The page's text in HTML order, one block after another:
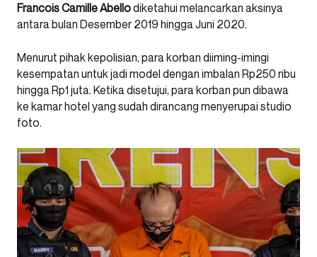
Francois Camille Abellodiketahui melancarkan aksinya
antara bulan Desember 2019 hingga Juni 2020.
Menurut pihak kepolisian, para korban diiming-imingi
kesempatan untuk jadi model dengan imbalan Rp250 ribu
hingga Rp1 juta. Ketika disetujui, para korban pun dibawa
ke kamar hotel yang sudah dirancang menyerupai studio
foto.